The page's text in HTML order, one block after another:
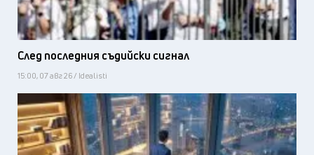
След последния съдийски сигнал
15:00, 07 авг 26 / Idealisti